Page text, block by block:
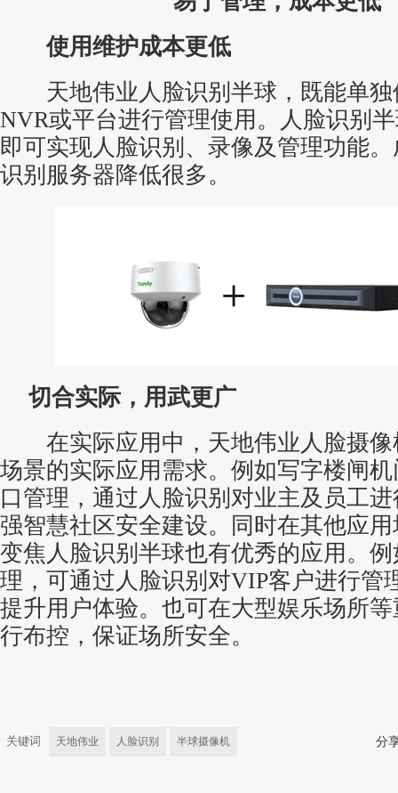
使用维护成本更低
天地伟业人脸识别半球，既能单独
NVR或平台进行管理使用。人脸识别
即可实现人脸识别、录像及管理功能
识别服务器降低很多。
切合实际，用武更广
在实际应用中，天地伟业人脸摄像
场景的实际应用需求。例如写字楼闸
口管理，通过人脸识别对业主及员工
强智慧社区安全建设。同时在其他应
变焦人脸识别半球也有优秀的应用。
理，可通过人脸识别对VIP客户进行管
提升用户体验。也可在大型娱乐场所
行布控，保证场所安全。
关键词 天地伟业 人脸识别 半球摄像机 分